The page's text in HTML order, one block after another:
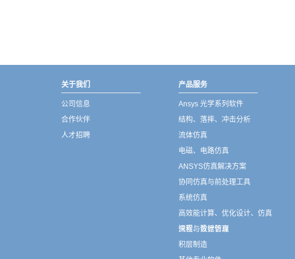
关于我们
公司信息
合作伙伴
人才招聘
产品服务
Ansys 光学系列软件
结构、落摔、冲击分析
流体仿真
电磁、电路仿真
ANSYS仿真解决方案
协同仿真与前处理工具
系统仿真
高效能计算、优化设计、仿真
流程与数据管理
探索、设计仿真
积层制造